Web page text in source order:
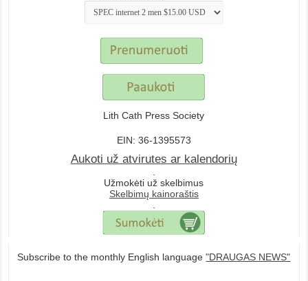
Lith Cath Press Society
EIN: 36-1395573
Aukoti už atvirutes ar kalendorių
Užmokėti už skelbimus
Skelbimų kainoraštis
Subscribe to the monthly English language"DRAUGAS NEWS"